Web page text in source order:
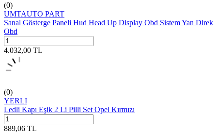
(0)
UMTAUTO PART
Sanal Gösterge Paneli Hud Head Up Display Obd Sistem Yan Direk
Obd
4.032,00 TL
(0)
YERLI
Ledli Kapı Eşik 2 Li Pilli Set Opel Kırmızı
889,06 TL